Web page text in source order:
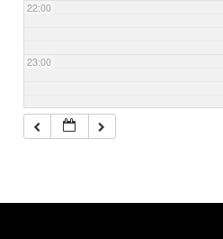
22:00
23:00